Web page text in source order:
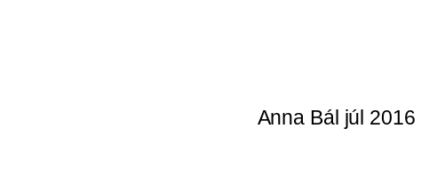
Anna Bál júl 2016